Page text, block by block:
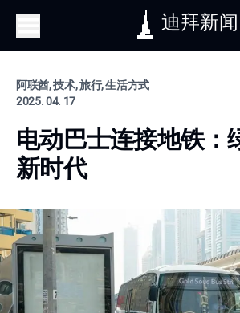
迪拜新闻
阿联酋, 技术, 旅行, 生活方式
2025. 04. 17
电动巴士连接地铁：
新时代